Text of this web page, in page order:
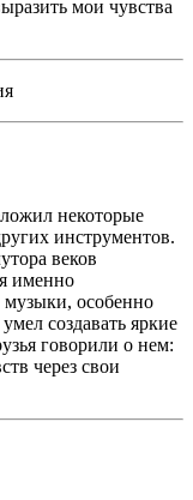
мои чувства
некоторые
инструментов.
веков
именно
особенно
создавать яркие
говорили о нем:
через свои